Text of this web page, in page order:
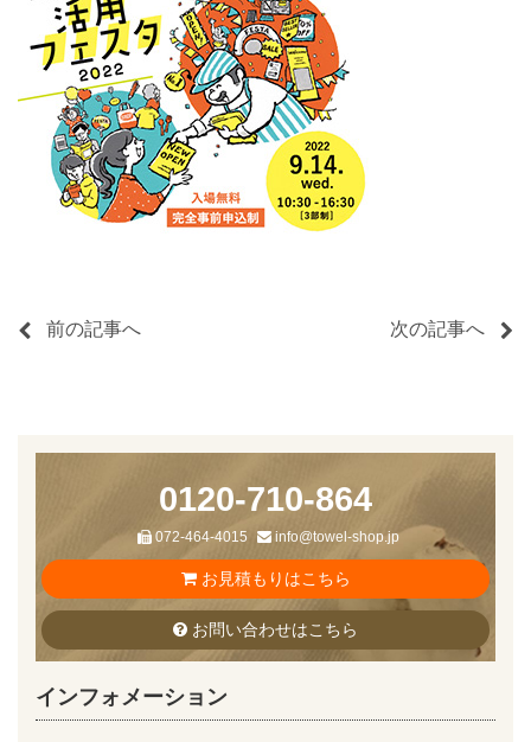
前の記事へ 次の記事へ
0120-710-864
072-464-4015 info@towel-shop.jp
お見積もりはこちら
お問い合わせはこちら
インフォメーション